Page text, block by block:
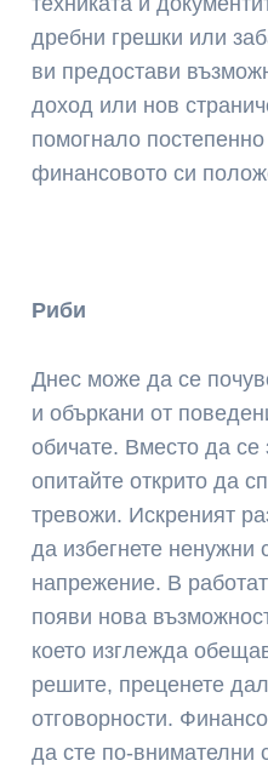
дребни грешки или
ви предостави
доход или нов
помогнало
финансовото си
Риби
Днес може да се
и объркани от
обичате. Вместо да се
опитайте открито да
тревожи. Искреният
да избегнете ненужни
напрежение. В
появи нова
което изглежда
решите, преценете
отговорности.
да сте по-внимателни